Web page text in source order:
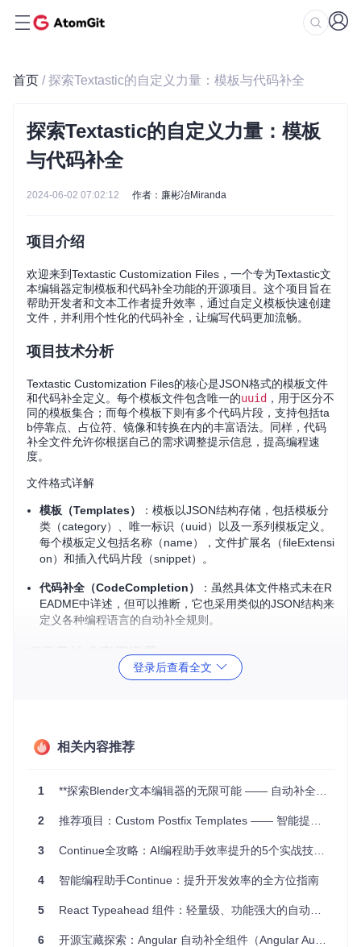
首页 / 探索Textastic的自定义力量：模板与代码补全
探索Textastic的自定义力量：模板
与代码补全
2024-06-02 07:02:12 作者：廉彬冶Miranda
项目介绍
欢迎来到Textastic Customization Files，一个专为Textastic文
本编辑器定制模板和代码补全功能的开源项目。这个项目旨在
帮助开发者和文本工作者提升效率，通过自定义模板快速创建
文件，并利用个性化的代码补全，让编写代码更加流畅。
项目技术分析
Textastic Customization Files的核心是JSON格式的模板文件
和代码补全定义。每个模板文件包含唯一的uuid ，用于区分不
同的模板集合；而每个模板下则有多个代码片段，支持包括ta
b停靠点、占位符、镜像和转换在内的丰富语法。同样，代码
补全文件允许你根据自己的需求调整提示信息，提高编程速
度。
文件格式详解
模板（Templates）
：模板以JSON结构存储，包括模板分
类（category）、唯一标识（uuid）以及一系列模板定义。
每个模板定义包括名称（name），文件扩展名（fileExtensi
on）和插入代码片段（snippet）。
代码补全（CodeCompletion）
：虽然具体文件格式未在R
EADME中详述，但可以推断，它也采用类似的JSON结构来
定义各种编程语言的自动补全规则。
项目及技术应用场景
优化编码体验：通过自定义代码补全规则，你可以使Texta
置可以使大家的编码风格保持一致，提高协同效率。
个人学习与实验：对于正在学习新语言或框架的开发者，
践过程。
登录后查看全文
相关内容推荐
1 **探索Blender文本编辑器的无限可能 —— 自动补全与增强工具套件**
2 推荐项目：Custom Postfix Templates —— 智能提升你的IntelliJ IDEA开发效率
3 Continue全攻略：AI编程助手效率提升的5个实战技巧 | 开发提效神器
4 智能编程助手Continue：提升开发效率的全方位指南
5 React Typeahead 组件：轻量级、功能强大的自动补全解决方案
6 开源宝藏探索：Angular 自动补全组件（Angular Autocomplete）